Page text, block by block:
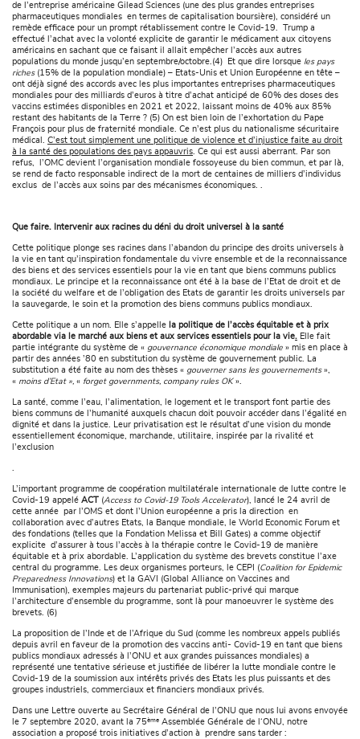
de l’entreprise américaine Gilead Sciences (une des plus grandes entreprises
pharmaceutiques mondiales en termes de capitalisation boursière), considéré un
remède efficace pour un prompt rétablissement contre le Covid-19. Trump a
effectué l’achat avec la volonté explicite de garantir le médicament aux citoyens
américains en sachant que ce faisant il allait empêcher l’accès aux autres
populations du monde jusqu’en septembre/octobre.(4) Et que dire lorsque les pays
riches (15% de la population mondiale) – Etats-Unis et Union Européenne en tête –
ont déjà signé des accords avec les plus importantes entreprises pharmaceutiques
mondiales pour des milliards d’euros à titre d’achat anticipé de 60% des doses des
vaccins estimées disponibles en 2021 et 2022, laissant moins de 40% aux 85%
restant des habitants de la Terre ? (5) On est bien loin de l’exhortation du Pape
François pour plus de fraternité mondiale. Ce n’est plus du nationalisme sécuritaire
médical. C’est tout simplement une politique de violence et d’injustice faite au droit
à la santé des populations des pays appauvris. Ce qui est aussi aberrant. Par son
refus, l’OMC devient l’organisation mondiale fossoyeuse du bien commun, et par là,
se rend de facto responsable indirect de la mort de centaines de milliers d’individus
exclus de l’accès aux soins par des mécanismes économiques. .
Que faire. Intervenir aux racines du déni du droit universel à la santé
Cette politique plonge ses racines dans l’abandon du principe des droits universels à
la vie en tant qu’inspiration fondamentale du vivre ensemble et de la reconnaissance
des biens et des services essentiels pour la vie en tant que biens communs publics
mondiaux. Le principe et la reconnaissance ont été à la base de l’Etat de droit et de
la société du welfare et de l’obligation des Etats de garantir les droits universels par
la sauvegarde, le soin et la promotion des biens communs publics mondiaux.
Cette politique a un nom. Elle s’appelle la politique de l’accès équitable et à prix
abordable via le marché aux biens et aux services essentiels pour la vie. Elle fait
partie intégrante du système de « gouvernance économique mondiale » mis en place à
partir des années ’80 en substitution du système de gouvernement public. La
substitution a été faite au nom des thèses « gouverner sans les gouvernements»,
« moins d’Etat », « forget governments, company rules OK».
La santé, comme l’eau, l’alimentation, le logement et le transport font partie des
biens communs de l’humanité auxquels chacun doit pouvoir accéder dans l’égalité en
dignité et dans la justice. Leur privatisation est le résultat d’une vision du monde
essentiellement économique, marchande, utilitaire, inspirée par la rivalité et
l’exclusion
.
L’important programme de coopération multilatérale internationale de lutte contre le
Covid-19 appelé ACT (Access to Covid-19 Tools Accelerator), lancé le 24 avril de
cette année par l’OMS et dont l’Union européenne a pris la direction en
collaboration avec d’autres Etats, la Banque mondiale, le World Economic Forum et
des fondations (telles que la Fondation Melissa et Bill Gates) a comme objectif
explicite d’assurer à tous l’accès à la thérapie contre le Covid-19 de manière
équitable et à prix abordable. L’application du système des brevets constitue l’axe
central du programme. Les deux organismes porteurs, le CEPI (Coalition for Epidemic
Preparedness Innovations) et la GAVI (Global Alliance on Vaccines and
Immunisation), exemples majeurs du partenariat public-privé qui marque
l’architecture d’ensemble du programme, sont là pour manoeuvrer le système des
brevets. (6)
La proposition de l’Inde et de l’Afrique du Sud (comme les nombreux appels publiés
depuis avril en faveur de la promotion des vaccins anti- Covid-19 en tant que biens
publics mondiaux adressés à l’ONU et aux grandes puissances mondiales) a
représenté une tentative sérieuse et justifiée de libérer la lutte mondiale contre le
Covid-19 de la soumission aux intérêts privés des Etats les plus puissants et des
groupes industriels, commerciaux et financiers mondiaux privés.
Dans une Lettre ouverte au Secrétaire Général de l’ONU que nous lui avons envoyée
le 7 septembre 2020, avant la 75ème Assemblée Générale de l‘ONU, notre
association a proposé trois initiatives d’action à prendre sans tarder :